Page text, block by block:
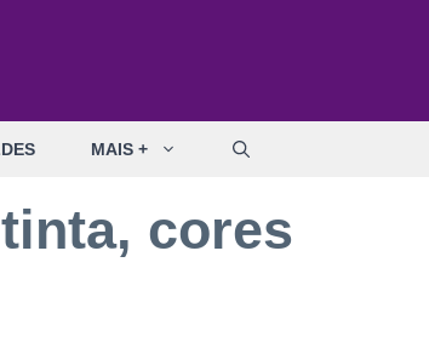
MAIS +
cores